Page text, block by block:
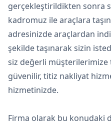
gerçekleştirildikten sonra
kadromuz ile araçlara
adresinizde araçlardan
şekilde taşınarak sizin
siz değerli müşterilerimize
güvenilir, titiz nakliyat
hizmetinizde.
Firma olarak bu konudaki